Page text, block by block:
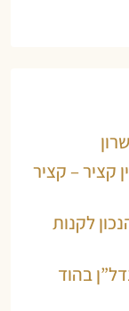
קציר – קציר
הנכון לקנות
בהוד